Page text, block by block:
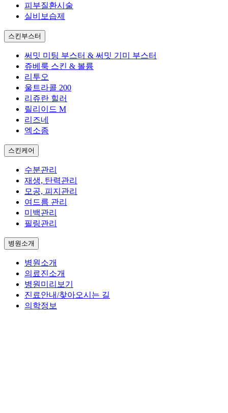
피부질환시술
실비보습제
스킨부스터
써밋 미팅 부스터 & 써밋 기미 부스터
쥬베룩 스킨 & 볼륨
리투오
울트라콜 200
리쥬란 힐러
릴리이드 M
리즈네
엑소좀
스킨케어
수분관리
재생, 탄력관리
모공, 피지관리
여드름 관리
미백관리
필링관리
병원소개
병원소개
의료진소개
병원미리보기
진료안내/찾아오시는 길
의학정보